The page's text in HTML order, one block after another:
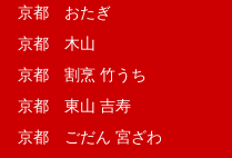
京都 おたぎ
京都 木山
京都 割烹 竹うち
京都 東山 吉寿
京都 ごだん 宮ざわ